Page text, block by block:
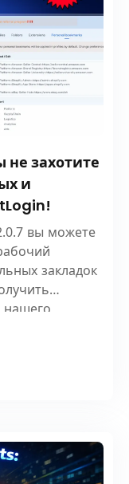
не захотите
и
вы можете
закладок